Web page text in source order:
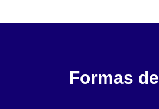
Formas de